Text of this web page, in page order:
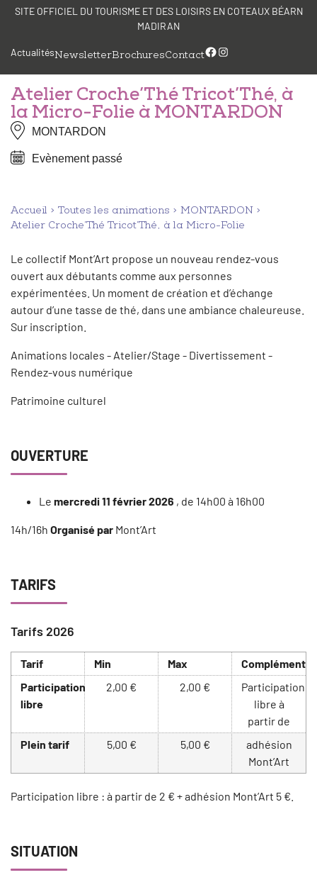
Panneau de gestion des cookies
AllerSITE OFFICIEL DU TOURISME ET DES LOISIRS EN COTEAUX BÉARN
MADIRAN
ActualitésNewsletterBrochuresContactFacebook
Instagram
Atelier Croche’Thé Tricot’Thé, à
la Micro-Folie à MONTARDON
MONTARDON
Evènement passé
Accueil Toutes les animations
MONTARDON
Atelier Croche’Thé Tricot’Thé, à la Micro-Folie
Le collectif Mont’Art propose un nouveau rendez-vous
ouvert aux débutants comme aux personnes
expérimentées. Un moment de création et d’échange
autour d’une tasse de thé, dans une ambiance chaleureuse.
Sur inscription.
Animations locales - Atelier/Stage - Divertissement -
Rendez-vous numérique
Patrimoine culturel
OUVERTURE
Le mercredi 11 février 2026 , de 14h00 à 16h00
14h/16h Organisé par Mont’Art
TARIFS
Tarifs 2026
Tarif Min Max
Complément
Participation
libre
2,00 € 2,00 €
Participation
libre à
partir de
Plein tarif
5,00 € 5,00 €
adhésion
Mont’Art
Participation libre : à partir de 2 € + adhésion Mont’Art 5 €.
SITUATION